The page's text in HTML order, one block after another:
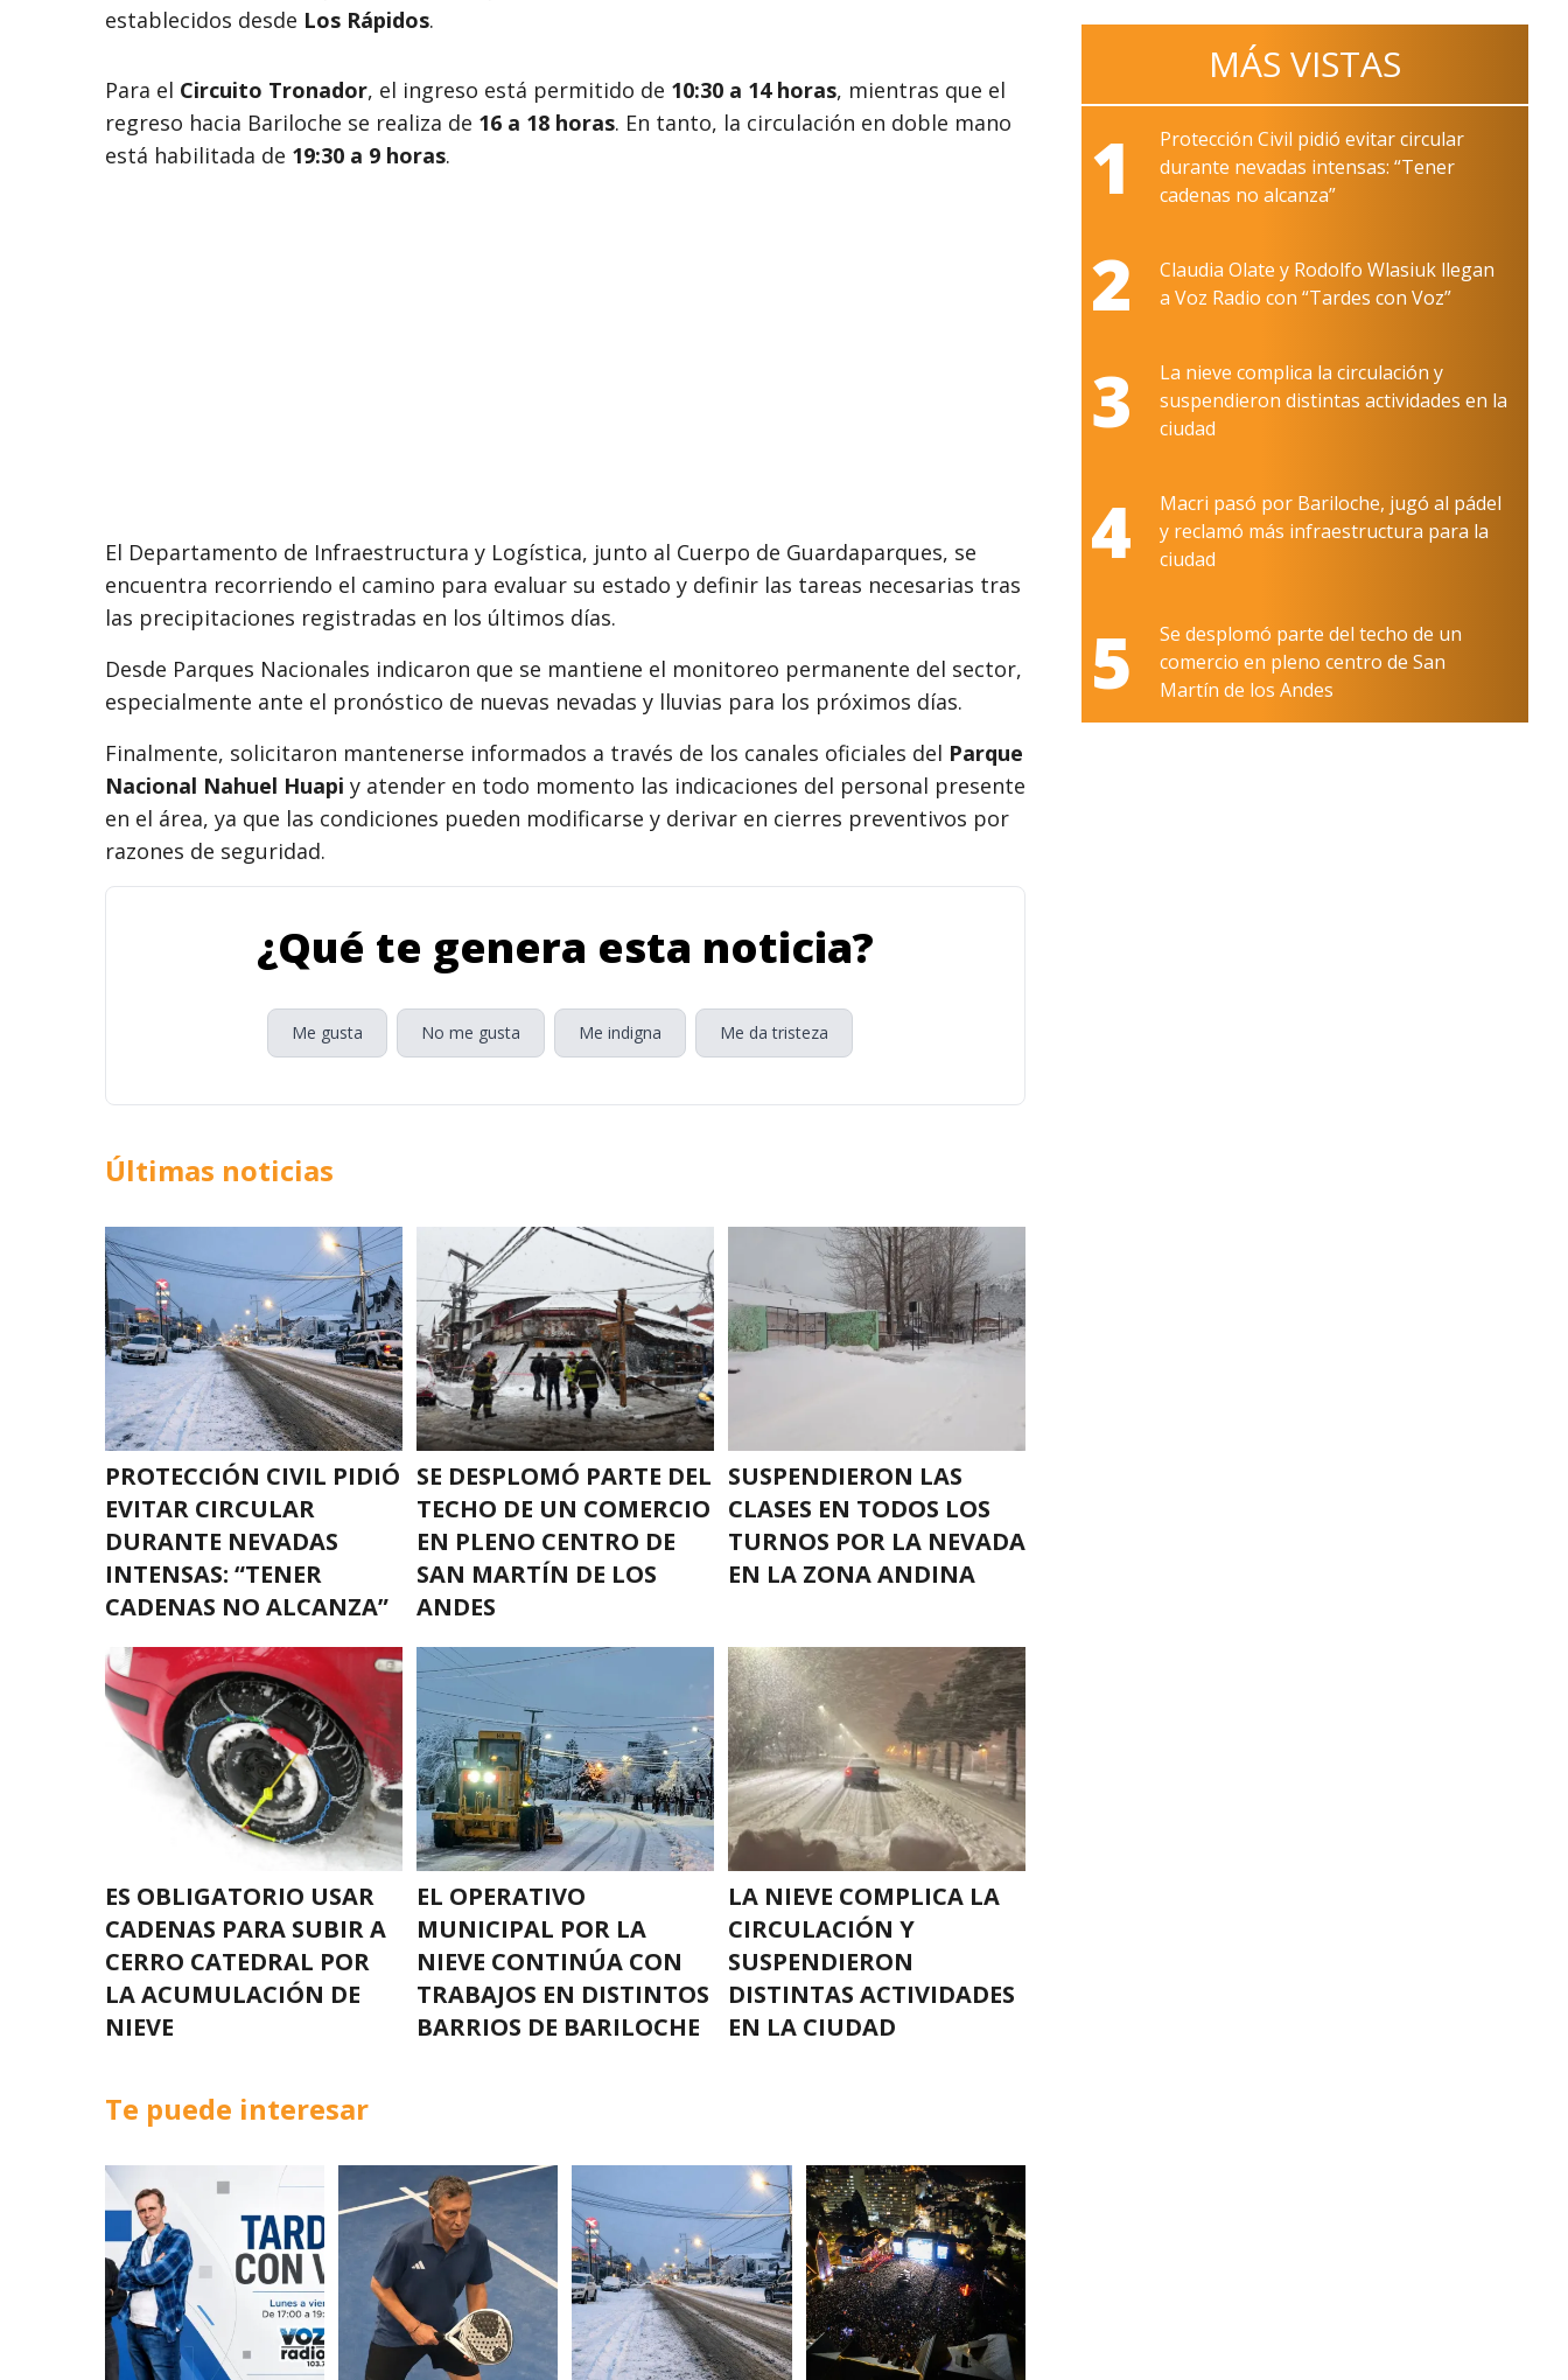
establecidos desde Los Rápidos.
Para el Circuito Tronador, el ingreso está permitido de 10:30 a 14 horas, mientras que el
regreso hacia Bariloche se realiza de 16 a 18 horas. En tanto, la circulación en doble mano
está habilitada de 19:30 a 9 horas.
El Departamento de Infraestructura y Logística, junto al Cuerpo de Guardaparques, se
encuentra recorriendo el camino para evaluar su estado y definir las tareas necesarias tras
las precipitaciones registradas en los últimos días.
Desde Parques Nacionales indicaron que se mantiene el monitoreo permanente del sector,
especialmente ante el pronóstico de nuevas nevadas y lluvias para los próximos días.
Finalmente, solicitaron mantenerse informados a través de los canales oficiales del Parque
Nacional Nahuel Huapi y atender en todo momento las indicaciones del personal presente
en el área, ya que las condiciones pueden modificarse y derivar en cierres preventivos por
razones de seguridad.
¿Qué te genera esta noticia?
Me gusta No me gusta Me indigna Me da tristeza
Últimas noticias
PROTECCIÓN CIVIL PIDIÓ
EVITAR CIRCULAR
DURANTE NEVADAS
INTENSAS: “TENER
CADENAS NO ALCANZA”
SE DESPLOMÓ PARTE DEL
TECHO DE UN COMERCIO
EN PLENO CENTRO DE
SAN MARTÍN DE LOS
ANDES
SUSPENDIERON LAS
CLASES EN TODOS LOS
TURNOS POR LA NEVADA
EN LA ZONA ANDINA
ES OBLIGATORIO USAR
CADENAS PARA SUBIR A
CERRO CATEDRAL POR
LA ACUMULACIÓN DE
NIEVE
EL OPERATIVO
MUNICIPAL POR LA
NIEVE CONTINÚA CON
TRABAJOS EN DISTINTOS
BARRIOS DE BARILOCHE
LA NIEVE COMPLICA LA
CIRCULACIÓN Y
SUSPENDIERON
DISTINTAS ACTIVIDADES
EN LA CIUDAD
Te puede interesar
MÁS VISTAS
1
Protección Civil pidió evitar circular
durante nevadas intensas: “Tener
cadenas no alcanza”
2
Claudia Olate y Rodolfo Wlasiuk llegan
a Voz Radio con “Tardes con Voz”
3
La nieve complica la circulación y
suspendieron distintas actividades en la
ciudad
4
Macri pasó por Bariloche, jugó al pádel
y reclamó más infraestructura para la
ciudad
5
Se desplomó parte del techo de un
comercio en pleno centro de San
Martín de los Andes